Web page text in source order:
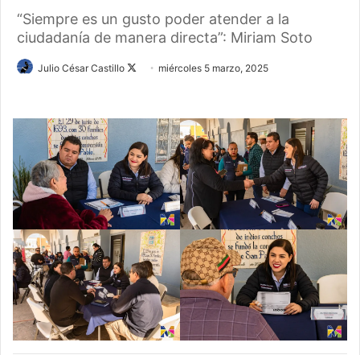
“Siempre es un gusto poder atender a la
ciudadanía de manera directa”: Miriam Soto
Julio César Castillo
Followmiércoles 5 marzo, 2025